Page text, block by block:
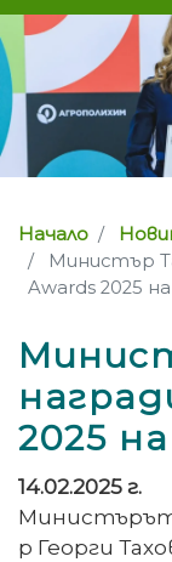
Начало
Министър
Awards 2025
2025
14.02.2025 г.
Министърът
р Георги